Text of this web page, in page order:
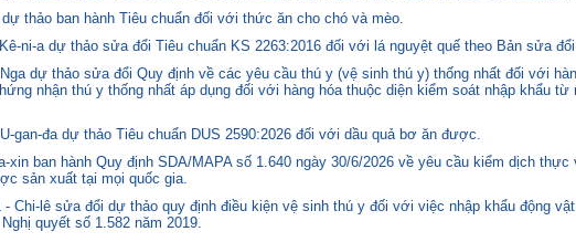
thảo ban hành Tiêu chuẩn đối với thức ăn cho chó và mèo.
ni-a dự thảo sửa đổi Tiêu chuẩn KS 2263:2016 đối với lá nguyệt quế theo Bản sửa
dự thảo sửa đổi Quy định về các yêu cầu thú y (vệ sinh thú y) thống nhất đối với
nhận thú y thống nhất áp dụng đối với hàng hóa thuộc diện kiểm soát nhập khẩu
gan-đa dự thảo Tiêu chuẩn DUS 2590:2026 đối với dầu quả bơ ăn được.
xin ban hành Quy định SDA/MAPA số 1.640 ngày 30/6/2026 về yêu cầu kiểm dịch
sản xuất tại mọi quốc gia.
- Chi-lê sửa đổi dự thảo quy định điều kiện vệ sinh thú y đối với việc nhập khẩu động
quyết số 1.582 năm 2019.